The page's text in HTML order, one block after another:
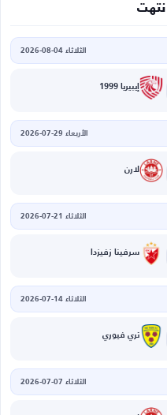
الثلاثاء 04-08-2026
إيبيريا 1999
الأربعاء 29-07-2026
لارن
الثلاثاء 21-07-2026
سرفينا زفيزدا
الثلاثاء 14-07-2026
تري فيوري
الثلاثاء 07-07-2026